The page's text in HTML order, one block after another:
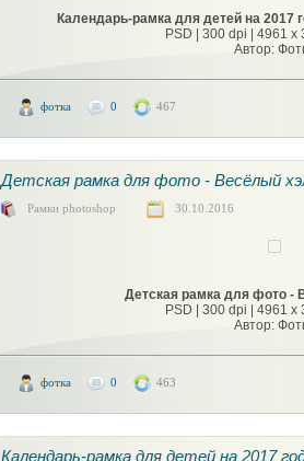
Календарь-рамка для детей на 2017
PSD | 300 dpi | 4961 x
Автор:
фотка 0 467
Детская рамка для фото - Весёлый
Рамки photoshop 30.10.2016
Детская рамка для фото -
PSD | 300 dpi | 4961 x
Автор:
фотка 0 463
Календарь-рамка для детей на 2017